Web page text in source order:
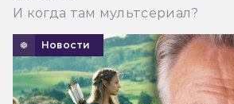
И когда там мультсериал?
Новости